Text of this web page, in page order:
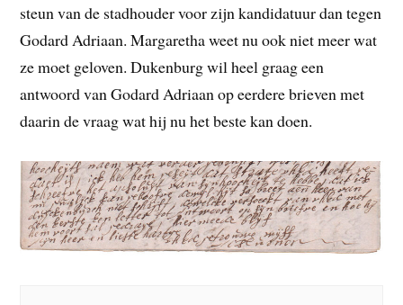
steun van de stadhouder voor zijn kandidatuur dan tegen
Godard Adriaan. Margaretha weet nu ook niet meer wat
ze moet geloven. Dukenburg wil heel graag een
antwoord van Godard Adriaan op eerdere brieven met
daarin de vraag wat hij nu het beste kan doen.